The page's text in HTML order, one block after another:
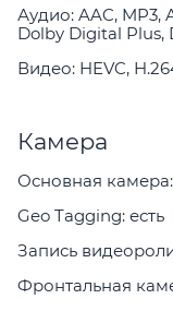
Аудио: AAC, MP3,
Dolby Digital Plus,
Видео: HEVC,
Камера
Основная камера:
Geo Tagging: есть
Запись
Фронтальная